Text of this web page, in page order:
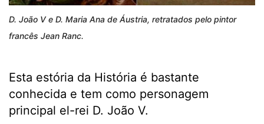
D. João V e D. Maria Ana de Áustria, retratados pelo pintor
francês Jean Ranc.
Esta estória da História é bastante
conhecida e tem como personagem
principal el-rei D. João V.